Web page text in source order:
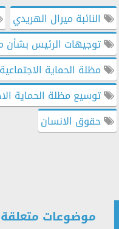
النائبة ميرال الهريدي
توجيهات الرئيس بشأن
مظلة الحماية الاجتماعية
توسيع مظلة الحماية
حقوق الانسان
موضوعات متعلقة